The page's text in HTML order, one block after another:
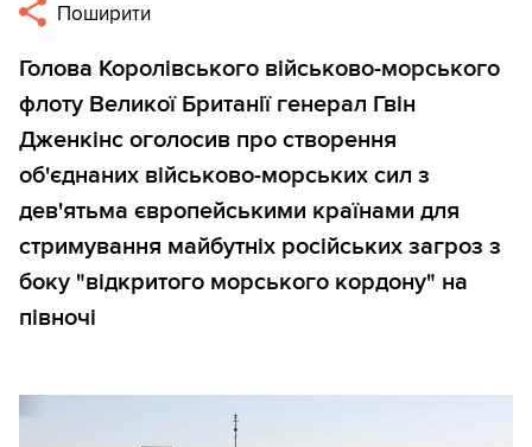
Поширити
Голова Королівського військово-морського
флоту Великої Британії генерал Гвін
Дженкінс оголосив про створення
об'єднаних військово-морських сил з
дев'ятьма європейськими країнами для
стримування майбутніх російських загроз з
боку "відкритого морського кордону" на
півночі